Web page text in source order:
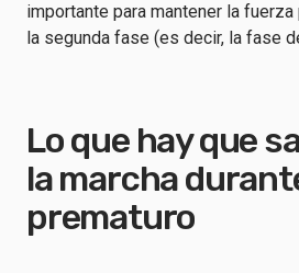
importante para mantener la
la segunda fase (es decir, la fase
Lo que hay que
la marcha
prematuro